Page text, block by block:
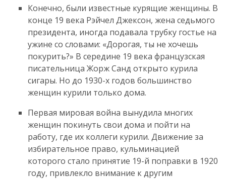
Конечно, были известные курящие женщины. В
конце 19 века Рэйчел Джексон, жена седьмого
президента, иногда подавала трубку гостье на
ужине со словами: «Дорогая, ты не хочешь
покурить?» В середине 19 века французская
писательница Жорж Санд открыто курила
сигары. Но до 1930-х годов большинство
женщин курили только дома.
Первая мировая война вынудила многих
женщин покинуть свои дома и пойти на
работу, где их коллеги курили. Движение за
избирательное право, кульминацией
которого стало принятие 19-й поправки в 1920
году, привлекло внимание к другим